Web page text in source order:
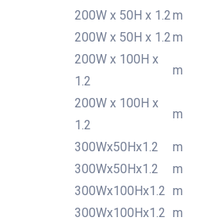
200W x 50H x 1.2 m
200W x 50H x 1.2 m
200W x 100H x
1.2
m
200W x 100H x
1.2
m
300Wx50Hx1.2
m
300Wx50Hx1.2
m
300Wx100Hx1.2 m
300Wx100Hx1.2 m